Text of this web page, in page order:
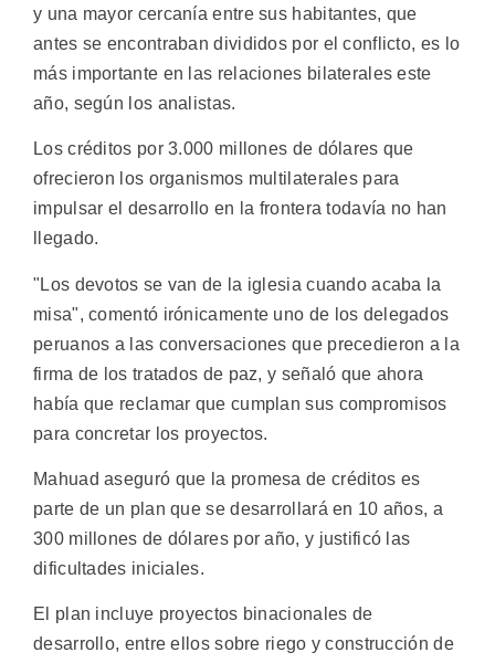
y una mayor cercanía entre sus habitantes, que
antes se encontraban divididos por el conflicto, es lo
más importante en las relaciones bilaterales este
año, según los analistas.
Los créditos por 3.000 millones de dólares que
ofrecieron los organismos multilaterales para
impulsar el desarrollo en la frontera todavía no han
llegado.
"Los devotos se van de la iglesia cuando acaba la
misa", comentó irónicamente uno de los delegados
peruanos a las conversaciones que precedieron a la
firma de los tratados de paz, y señaló que ahora
había que reclamar que cumplan sus compromisos
para concretar los proyectos.
Mahuad aseguró que la promesa de créditos es
parte de un plan que se desarrollará en 10 años, a
300 millones de dólares por año, y justificó las
dificultades iniciales.
El plan incluye proyectos binacionales de
desarrollo, entre ellos sobre riego y construcción de